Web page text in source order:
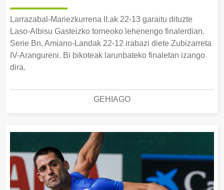
Larrazabal-Mariezkurrena II.ak 22-13 garaitu dituzte
Laso-Albisu Gasteizko torneoko lehenengo finalerdian.
Serie Bn, Amiano-Landak 22-12 irabazi diete Zubizarreta
IV-Arangureni. Bi bikoteak larunbateko finaletan izango
dira.
GEHIAGO